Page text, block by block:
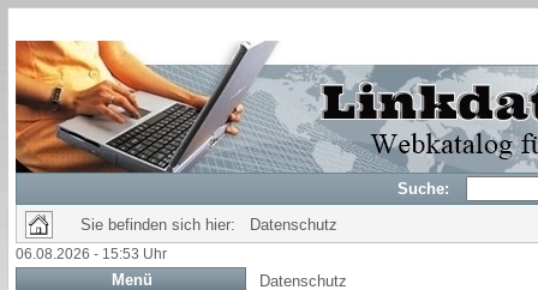
Suche:
Sie befinden sich hier: Datenschutz
06.08.2026 - 15:53 Uhr
Menü Datenschutz